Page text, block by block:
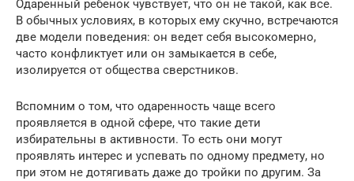
Одаренный ребенок чувствует, что он не такой, как все.
В обычных условиях, в которых ему скучно, встречаются
две модели поведения: он ведет себя высокомерно,
часто конфликтует или он замыкается в себе,
изолируется от общества сверстников.
Вспомним о том, что одаренность чаще всего
проявляется в одной сфере, что такие дети
избирательны в активности. То есть они могут
проявлять интерес и успевать по одному предмету, но
при этом не дотягивать даже до тройки по другим. За